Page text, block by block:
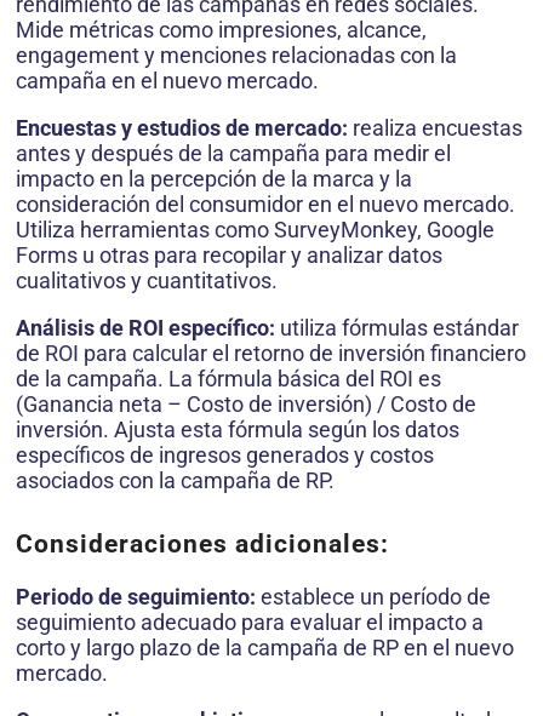
Mide métricas como impresiones, alcance,
engagement y menciones relacionadas con la
campaña en el nuevo mercado.
Encuestas y estudios de mercado: realiza encuestas
antes y después de la campaña para medir el
impacto en la percepción de la marca y la
consideración del consumidor en el nuevo mercado.
Utiliza herramientas como SurveyMonkey, Google
Forms u otras para recopilar y analizar datos
cualitativos y cuantitativos.
Análisis de ROI específico: utiliza fórmulas estándar
de ROI para calcular el retorno de inversión financiero
de la campaña. La fórmula básica del ROI es
(Ganancia neta – Costo de inversión) / Costo de
inversión. Ajusta esta fórmula según los datos
específicos de ingresos generados y costos
asociados con la campaña de RP.
Consideraciones adicionales:
Periodo de seguimiento: establece un período de
seguimiento adecuado para evaluar el impacto a
corto y largo plazo de la campaña de RP en el nuevo
mercado.